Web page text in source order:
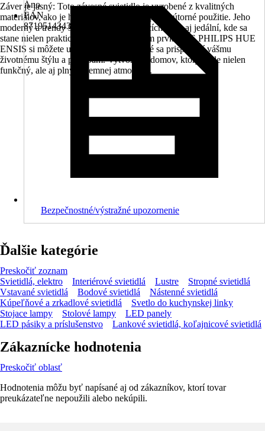
Áno
EAN
8719514343368
Záver je jasný: Toto závesné svietidlo je vyrobené z kvalitných
materiálov, ako je hliník, a je navrhnuté pre vnútorné použitie. Jeho
moderný a trendy štýl sa hodí do obývacích izieb aj jedální, kde sa
stane nielen praktickým, ale aj estetickým prvkom. S PHILIPS HUE
ENSIS si môžete užívať osvetlenie, ktoré sa prispôsobí vášmu
životnému štýlu a potrebám. Vytvorte si domov, ktorý bude nielen
funkčný, ale aj plný príjemnej atmosféry.
Bezpečnostné/výstražné upozornenie
Ďalšie kategórie
Preskočiť zoznam
Svietidlá, elektro
Interiérové svietidlá Lustre
Stropné svietidlá
Vstavané svietidlá
Bodové svietidlá
Nástenné svietidlá
Kúpeľňové a zrkadlové svietidlá
Svetlo do kuchynskej linky
Stojace lampy
Stolové lampy
LED panely
LED pásiky a príslušenstvo
Lankové svietidlá, koľajnicové svietidlá
Zákaznícke hodnotenia
Preskočiť oblasť
Hodnotenia môžu byť napísané aj od zákazníkov, ktorí tovar
preukázateľne nepoužili alebo nekúpili.